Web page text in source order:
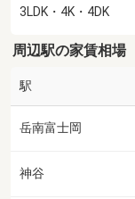
3LDK・4K・4DK
周辺駅の家賃相場
駅
岳南富士岡
神谷